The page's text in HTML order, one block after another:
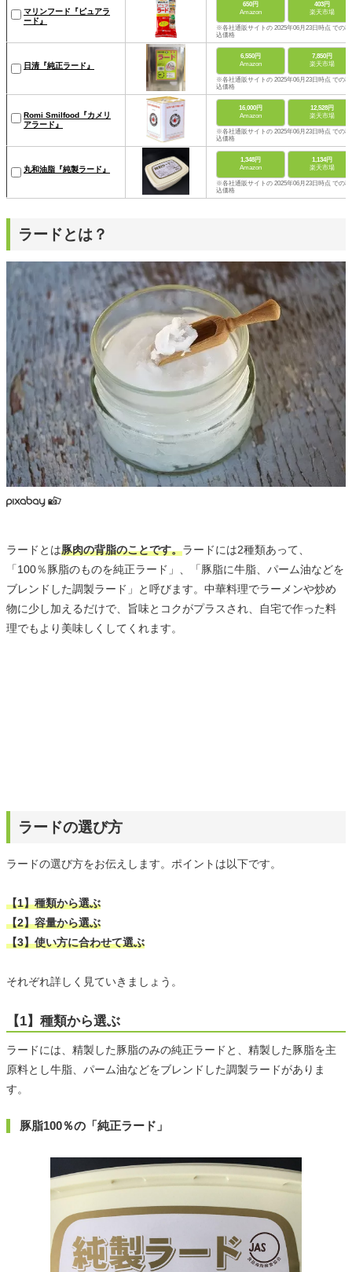
マリンフード『ピュアラ
ード』
650円
Amazon
403円
楽天市場
※各社通販サイトの 2025年06月23日時点 での税
込価格
日清『純正ラード』
6,550円
Amazon
7,850円
楽天市場
※各社通販サイトの 2025年06月23日時点 での税
込価格
Romi Smilfood『カメリ
アラード』
16,000円
Amazon
12,528円
楽天市場
※各社通販サイトの 2025年06月23日時点 での税
込価格
丸和油脂『純製ラード』
1,348円
Amazon
1,134円
楽天市場
※各社通販サイトの 2025年06月23日時点 での税
込価格
ラードとは？
ラードとは豚肉の背脂のことです。ラードには2種類あって、
「100％豚脂のものを純正ラード」、「豚脂に牛脂、パーム油などを
ブレンドした調製ラード」と呼びます。中華料理でラーメンや炒め
物に少し加えるだけで、旨味とコクがプラスされ、自宅で作った料
理でもより美味しくしてくれます。
ラードの選び方
ラードの選び方をお伝えします。ポイントは以下です。
【1】種類から選ぶ
【2】容量から選ぶ
【3】使い方に合わせて選ぶ
それぞれ詳しく見ていきましょう。
【1】種類から選ぶ
ラードには、精製した豚脂のみの純正ラードと、精製した豚脂を主
原料とし牛脂、パーム油などをブレンドした調製ラードがありま
す。
豚脂100％の「純正ラード」